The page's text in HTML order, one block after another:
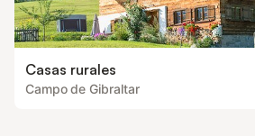
Casas rurales
Campo de Gibraltar